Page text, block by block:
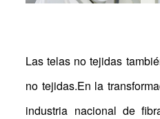
Las telas no tejidas
no tejidas.En la
industria nacional de